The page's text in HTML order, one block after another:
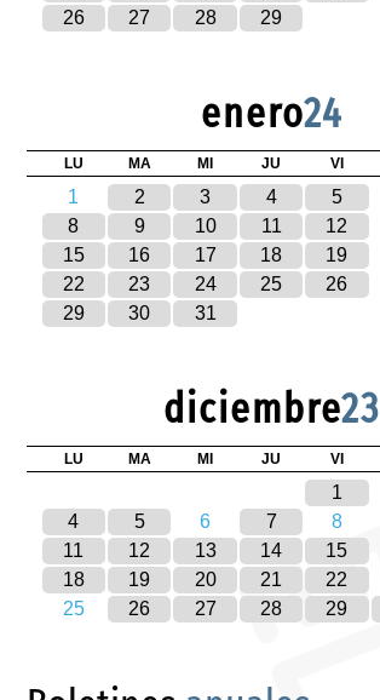
26
27 28 29
enero24
LU MA MI JU VI
1 2 3 4 5
8
9 10 11 12
15
16 17 18 19
22
23 24 25 26
29
30 31
diciembre23
LU MA MI JU VI
1
4
5 6 7 8
11
12 13 14 15
18
19 20 21 22
25
26 27 28 29